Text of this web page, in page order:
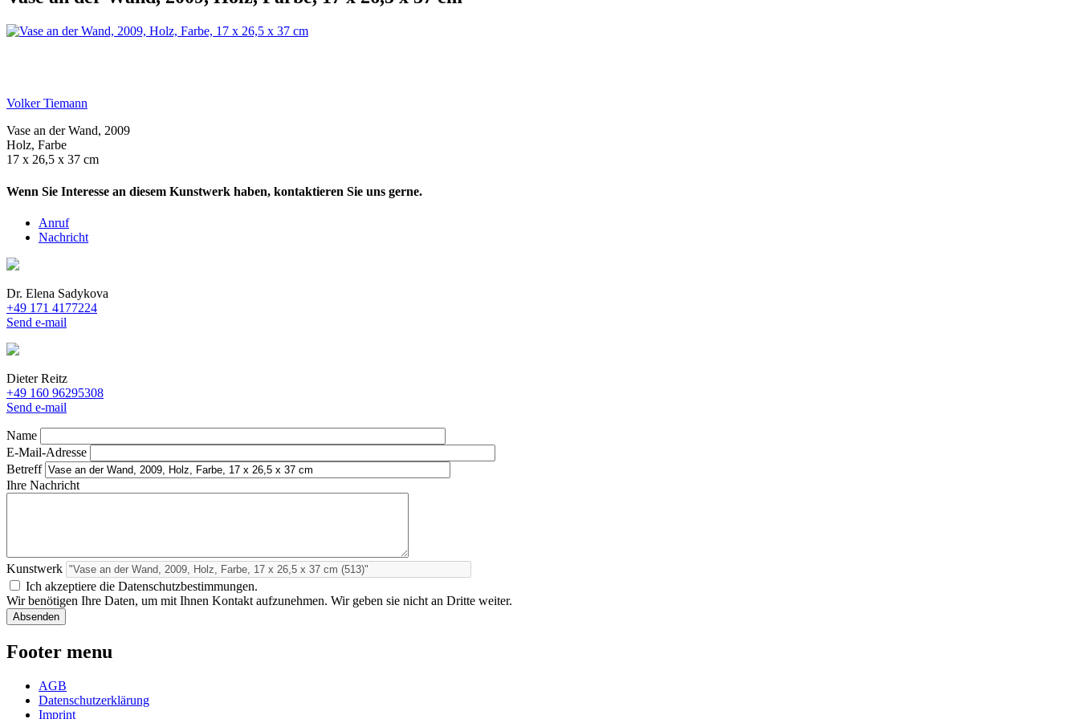
Volker Tiemann
Vase an der Wand, 2009
Holz, Farbe
17 x 26,5 x 37 cm
Wenn Sie Interesse an diesem Kunstwerk haben, kontaktieren Sie uns gerne.
Anruf
Nachricht
Dr. Elena Sadykova
+49 171 4177224
Send e-mail
Dieter Reitz
+49 160 96295308
Send e-mail
Name
E-Mail-Adresse
Betreff
Ihre Nachricht
Kunstwerk
Ich akzeptiere die Datenschutzbestimmungen.
Wir benötigen Ihre Daten, um mit Ihnen Kontakt aufzunehmen. Wir geben sie nicht an Dritte weiter.
Footer menu
AGB
Datenschutzerklärung
Imprint